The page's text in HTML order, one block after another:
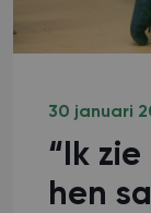
30 januari
“Ik
hen